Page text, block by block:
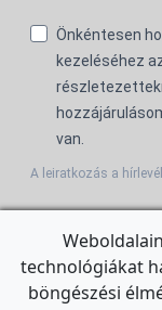
Önkéntesen
kezeléséhez
van.
A leiratkozás a
For the English
technológiákat
böngészési